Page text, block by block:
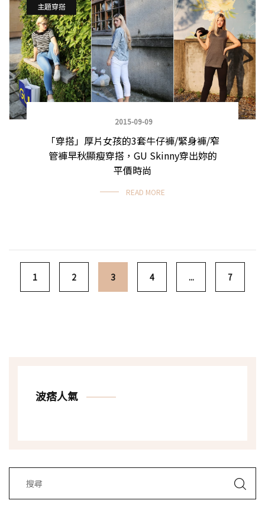
主題穿搭
2015-09-09
「穿搭」厚片女孩的3套牛仔褲/緊身褲/窄
管褲早秋顯瘦穿搭，GU Skinny穿出妳的
平價時尚
READ MORE
Posts navigation
1 2 3 4 ... 7
波痞人氣